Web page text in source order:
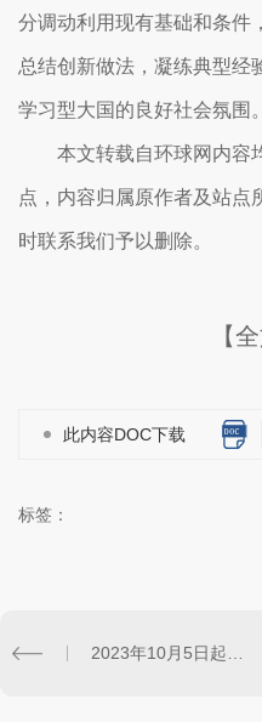
分调动利用现有基础和条件
总结创新做法，凝练典型经
学习型大国的良好社会氛围。
本文转载自环球网内容
点，内容归属原作者及站点
时联系我们予以删除。
【
此内容DOC下载
标签：